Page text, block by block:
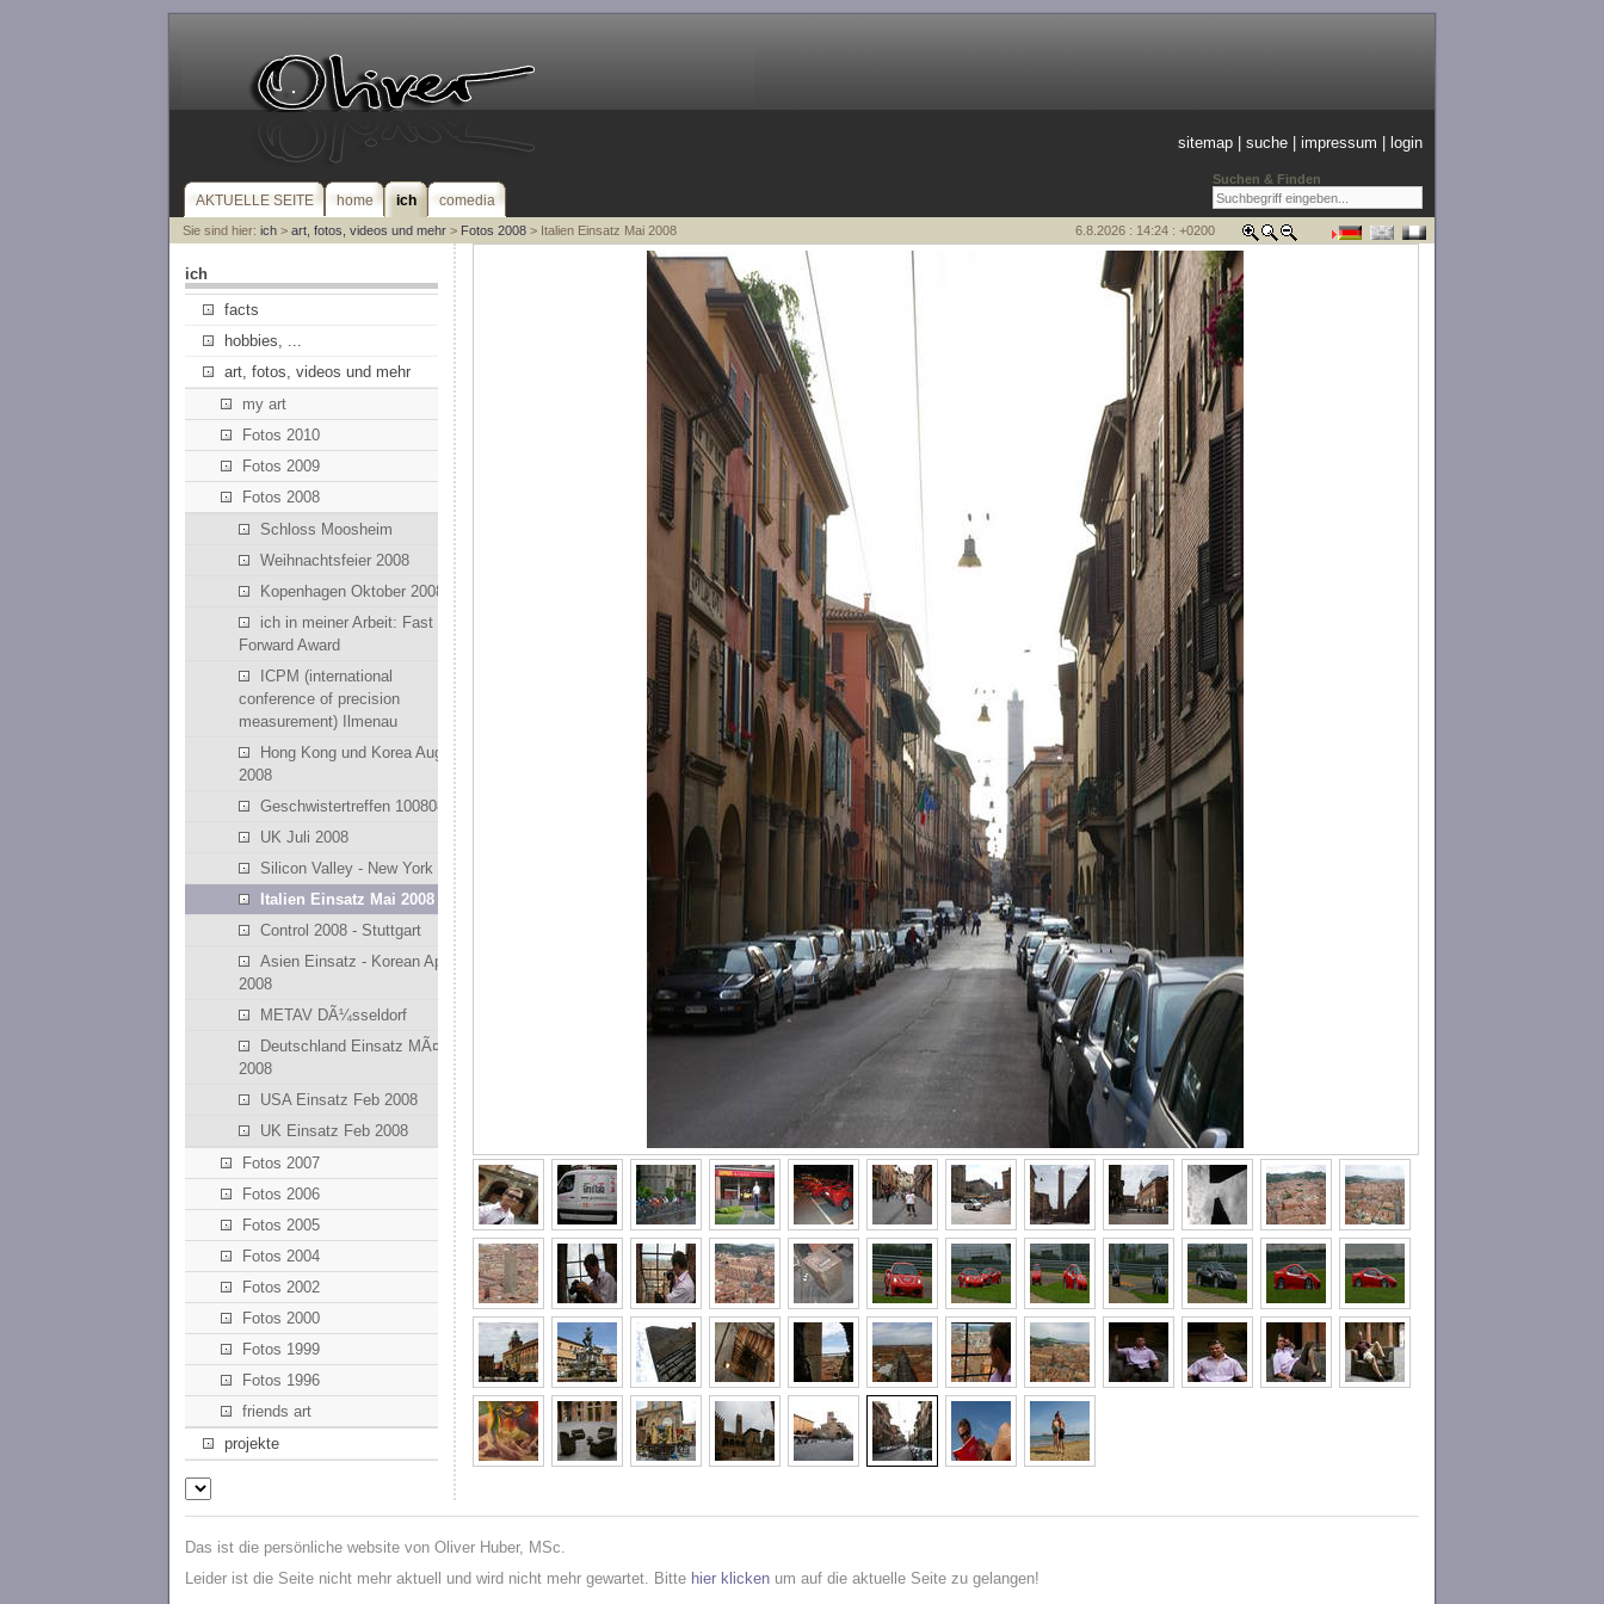
Suchen & Finden
sitemap |suche |impressum login
AKTUELLE SEITE home ich comedia
Sie sind hier: ich> art, fotos, videos und mehr> Fotos 2008> Italien Einsatz Mai 2008 6.8.2026 : 14:24 : +0200
ich
facts
hobbies, ...
art, fotos, videos und mehr
my art
Fotos 2010
Fotos 2009
Fotos 2008
Schloss Moosheim
Weihnachtsfeier 2008
Kopenhagen Oktober 2008
ich in meiner Arbeit: Fast
Forward Award
ICPM (international
conference of precision
measurement) Ilmenau
Hong Kong und Korea August
2008
Geschwistertreffen 100808
UK Juli 2008
Silicon Valley - New York
Italien Einsatz Mai 2008
Control 2008 - Stuttgart
Asien Einsatz - Korean April
2008
METAV DÃ¼sseldorf
Deutschland Einsatz MÃ¤rz
2008
USA Einsatz Feb 2008
UK Einsatz Feb 2008
Fotos 2007
Fotos 2006
Fotos 2005
Fotos 2004
Fotos 2002
Fotos 2000
Fotos 1999
Fotos 1996
friends art
projekte
Das ist die persönliche website von Oliver Huber, MSc.
Leider ist die Seite nicht mehr aktuell und wird nicht mehr gewartet. Bitte hier klicken um auf die aktuelle Seite zu gelangen!